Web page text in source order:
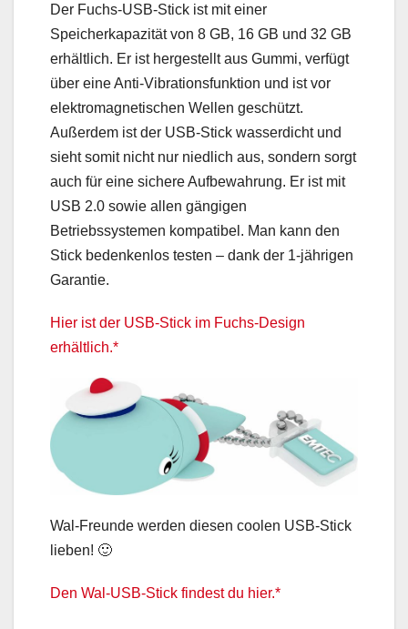
Der Fuchs-USB-Stick ist mit einer
Speicherkapazität von 8 GB, 16 GB und 32 GB
erhältlich. Er ist hergestellt aus Gummi, verfügt
über eine Anti-Vibrationsfunktion und ist vor
elektromagnetischen Wellen geschützt.
Außerdem ist der USB-Stick wasserdicht und
sieht somit nicht nur niedlich aus, sondern sorgt
auch für eine sichere Aufbewahrung. Er ist mit
USB 2.0 sowie allen gängigen
Betriebssystemen kompatibel. Man kann den
Stick bedenkenlos testen – dank der 1-jährigen
Garantie.
Hier ist der USB-Stick im Fuchs-Design
erhältlich.*
Wal-Freunde werden diesen coolen USB-Stick
lieben! 🙂
Den Wal-USB-Stick findest du hier.*